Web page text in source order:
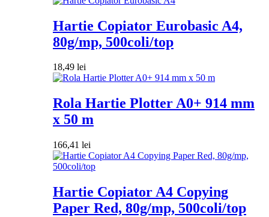
Hartie Copiator Eurobasic A4,
80g/mp, 500coli/top
18,49 lei
Rola Hartie Plotter A0+ 914 mm
x 50 m
166,41 lei
Hartie Copiator A4 Copying
Paper Red, 80g/mp, 500coli/top